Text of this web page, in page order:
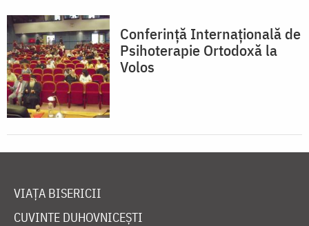
Conferinţă Internaţională de
Psihoterapie Ortodoxă la
Volos
VIAȚA BISERICII
CUVINTE DUHOVNICEȘTI